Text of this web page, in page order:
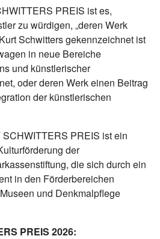
PREIS ist es,
zu würdigen, „deren Werk
Schwitters gekennzeichnet ist
in neue Bereiche
und künstlerischer
oder deren Werk einen Beitrag
der künstlerischen
PREIS ist ein
der
die sich durch ein
in den Förderbereichen
und Denkmalpflege
PREIS 2026: